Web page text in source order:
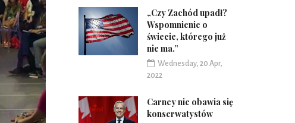
„Czy Zachód upadł?
Wspomnienie o
świecie, którego już
nie ma.”
Wednesday, 20 Apr,
2022
Carney nie obawia się
konserwatystów